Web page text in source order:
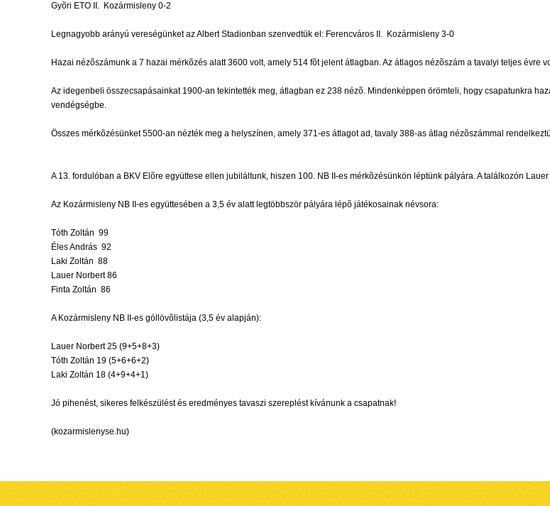
Gyõri ETO II.  Kozármisleny 0-2
Legnagyobb arányú vereségünket az Albert Stadionban szenvedtük el: Ferencváros II.  Kozármisleny 3-0
Hazai nézõszámunk a 7 hazai mérkõzés alatt 3600 volt, amely 514 fõt jelent átlagban. Az átlagos nézõszám a tavalyi teljes évre
Az idegenbeli összecsapásainkat 1900-an tekintették meg, átlagban ez 238 nézõ. Mindenképpen örömteli, hogy csapatunkra
vendégségbe.
Összes mérkõzésünket 5500-an nézték meg a helyszínen, amely 371-es átlagot ad, tavaly 388-as átlag nézõszámmal
A 13. fordulóban a BKV Elõre együttese ellen jubiláltunk, hiszen 100. NB II-es mérkõzésünkön léptünk pályára. A találkozón
Az Kozármisleny NB II-es együttesében a 3,5 év alatt legtöbbször pályára lépõ játékosainak névsora:
Tóth Zoltán 99
Éles András 92
Laki Zoltán 88
Lauer Norbert 86
Finta Zoltán 86
A Kozármisleny NB II-es góllövõlistája (3,5 év alapján):
Lauer Norbert 25 (9+5+8+3)
Tóth Zoltán 19 (5+6+6+2)
Laki Zoltán 18 (4+9+4+1)
Jó pihenést, sikeres felkészülést és eredményes tavaszi szereplést kívánunk a csapatnak!
(kozarmislenyse.hu)